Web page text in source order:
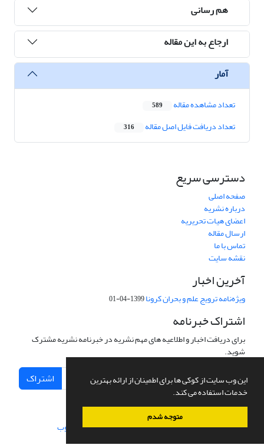
این وب سایت از کوکی ها برای اطمینان از ارائه بهترین
خدمات استفاده می کند.
متوجه شدم
هم رسانی
ارجاع به این مقاله
آمار
تعداد مشاهده مقاله 589
تعداد دریافت فایل اصل مقاله 316
دسترسی سریع
صفحه اصلی
درباره نشریه
اعضای هیات تحریریه
ارسال مقاله
تماس با ما
نقشه سایت
آخرین اخبار
ویژه‌نامه ترویج علم و بحران کرونا1399-04-01
اشتراک خبرنامه
برای دریافت اخبار و اطلاعیه های مهم نشریه در خبرنامه نشریه مشترک
شوید.
اشتراک
سامانه مدیریت نشریات علمی.طراحی و پیاده سازی از سیناوب